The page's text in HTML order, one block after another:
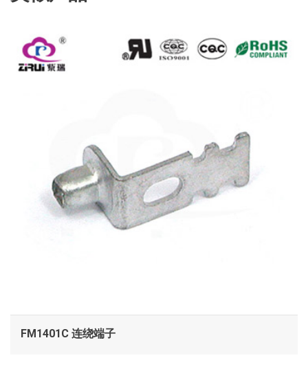
查看
FM1401C 连绕端子